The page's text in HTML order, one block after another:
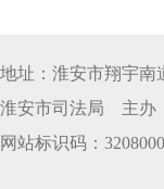
地址：淮安市翔宇
淮安市司法局 主办
网站标识码：